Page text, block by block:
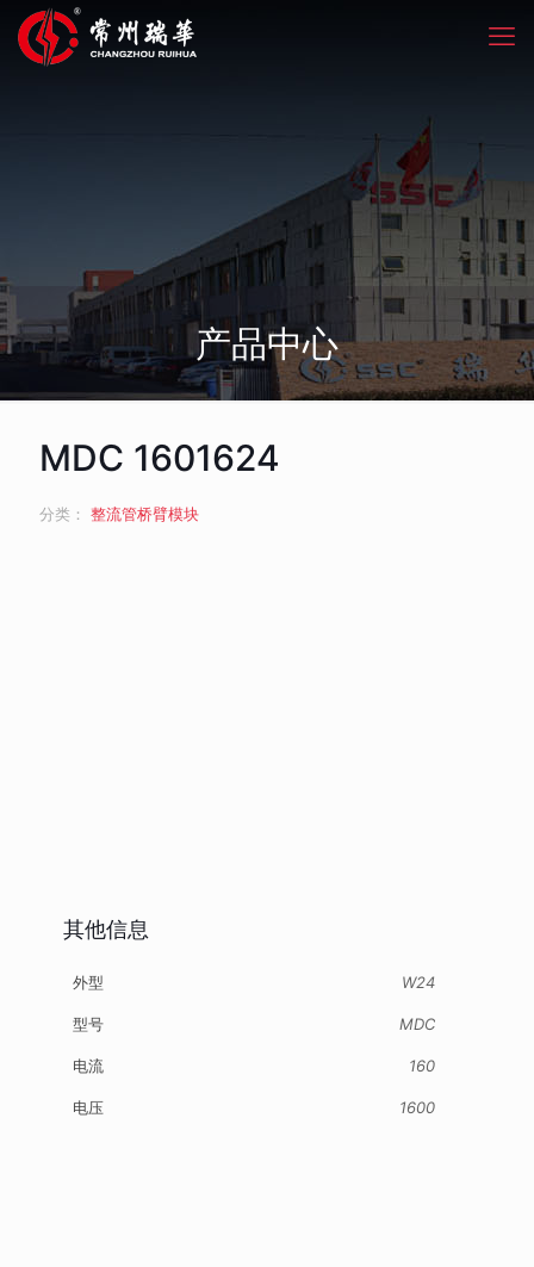
产品中心
MDC 1601624
分类： 整流管桥臂模块
其他信息
外型 W24
型号 MDC
电流 160
电压 1600